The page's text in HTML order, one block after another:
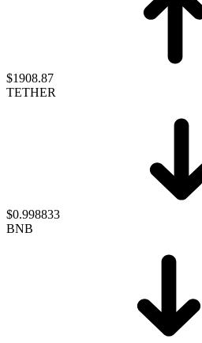
$1908.87
TETHER
$0.998833
BNB